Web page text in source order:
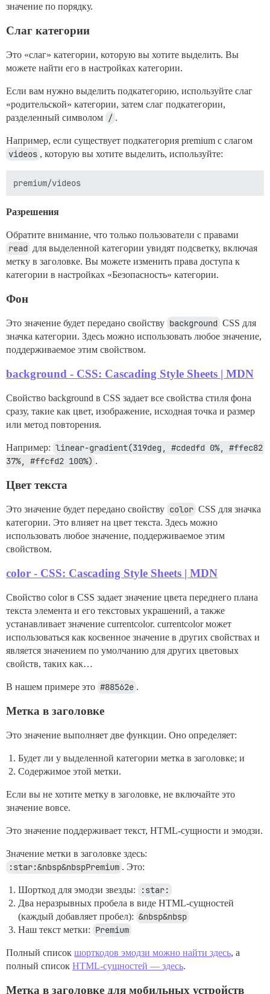
значение по порядку.
Слаг категории
Это «слаг» категории, которую вы хотите выделить. Вы
можете найти его в настройках категории.
Если вам нужно выделить подкатегорию, используйте слаг
«родительской» категории, затем слаг подкатегории,
разделенный символом / .
Например, если существует подкатегория premium с слагом
videos , которую вы хотите выделить, используйте:
Разрешения
Обратите внимание, что только пользователи с правами
read для выделенной категории увидят подсветку, включая
метку в заголовке. Вы можете изменить права доступа к
категории в настройках «Безопасность» категории.
Фон
Это значение будет передано свойству background CSS для
значка категории. Здесь можно использовать любое значение,
поддерживаемое этим свойством.
background - CSS: Cascading Style Sheets | MDN
Свойство background в CSS задает все свойства стиля фона
сразу, такие как цвет, изображение, исходная точка и размер
или метод повторения.
Например: linear-gradient(319deg, #cdedfd 0%, #ffec82
37%, #ffcfd2 100%) .
Цвет текста
Это значение будет передано свойству color CSS для значка
категории. Это влияет на цвет текста. Здесь можно
использовать любое значение, поддерживаемое этим
свойством.
color - CSS: Cascading Style Sheets | MDN
Свойство color в CSS задает значение цвета переднего плана
текста элемента и его текстовых украшений, а также
устанавливает значение currentcolor. currentcolor может
использоваться как косвенное значение в других свойствах и
является значением по умолчанию для других цветовых
свойств, таких как…
В нашем примере это #88562e .
Метка в заголовке
Это значение выполняет две функции. Оно определяет:
Будет ли у выделенной категории метка в заголовке; и
Содержимое этой метки.
Если вы не хотите метку в заголовке, не включайте это
значение вовсе.
Это значение поддерживает текст, HTML-сущности и эмодзи.
Значение метки в заголовке здесь:
:star:&nbsp&nbspPremium . Это:
Шорткод для эмодзи звезды: :star:
Два неразрывных пробела в виде HTML-сущностей
(каждый добавляет пробел): &nbsp&nbsp
Наш текст метки: Premium
Полный список шорткодов эмодзи можно найти здесь, а
полный список HTML-сущностей — здесь.
Метка в заголовке для мобильных устройств